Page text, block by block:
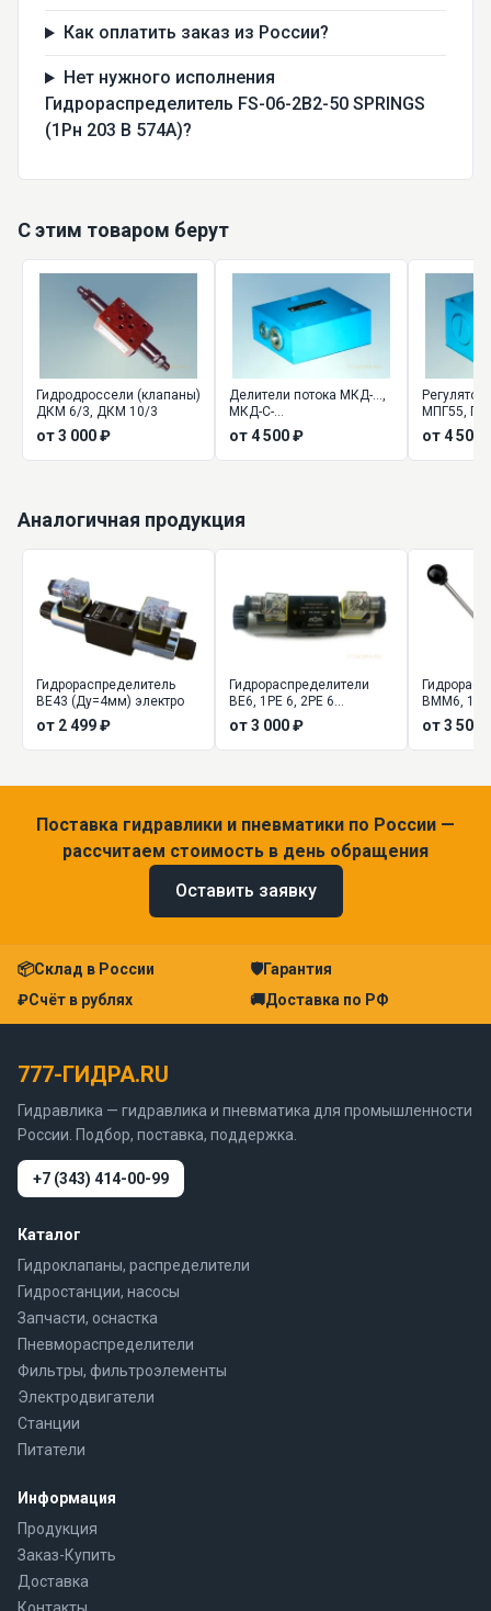
Как оплатить заказ из России?
Нет нужного исполнения
Гидрораспределитель FS-06-2В2-50 SPRINGS
(1Рн 203 В 574А)?
С этим товаром берут
Гидродроссели (клапаны)
ДКМ 6/3, ДКМ 10/3
от 3 000 ₽
Делители потока МКД-...,
МКД-С-...
от 4 500 ₽
Регулятор
МПГ55,
от 4 500
Аналогичная продукция
Гидрораспределитель
ВЕ43 (Ду=4мм) электро
от 2 499 ₽
Гидрораспределители
ВЕ6, 1РЕ 6, 2РЕ 6
(Ду=6мм) золотниковые
от 3 000 ₽
ВММ6,
от 3 500
Поставка гидравлики и пневматики по России —
рассчитаем стоимость в день обращения
Оставить заявку
📦Склад в России 🛡Гарантия
₽Счёт в рублях 🚚Доставка по РФ
777-ГИДРА.RU
Гидравлика — гидравлика и пневматика для промышленности
России. Подбор, поставка, поддержка.
+7 (343) 414-00-99
Каталог
Гидроклапаны, распределители
Гидростанции, насосы
Запчасти, оснастка
Пневмораспределители
Фильтры, фильтроэлементы
Электродвигатели
Станции
Питатели
Информация
Продукция
Заказ-Купить
Доставка